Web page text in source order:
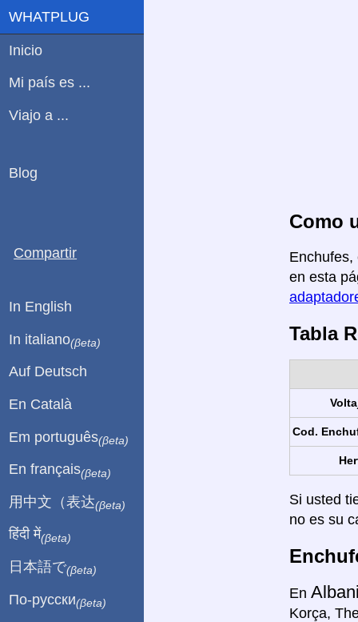
Como
Enchufes,
en esta
Tabla
Cod.
Si usted
no es su
En
Korça,
WHATPLUG
Inicio
Mi país es ...
Viajo a ...
Blog
Compartir
In English
In italiano(βeta)
Auf Deutsch
En Català
Em português(βeta)
En français(βeta)
用中文（表达(βeta)
हिंदी में(βeta)
日本語で(βeta)
По-русски(βeta)